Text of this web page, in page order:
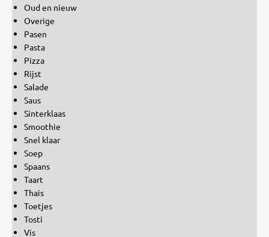
Oud en nieuw
Overige
Pasen
Pasta
Pizza
Rijst
Salade
Saus
Sinterklaas
Smoothie
Snel klaar
Soep
Spaans
Taart
Thais
Toetjes
Tosti
Vis